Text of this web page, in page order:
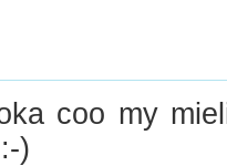
coo my
)